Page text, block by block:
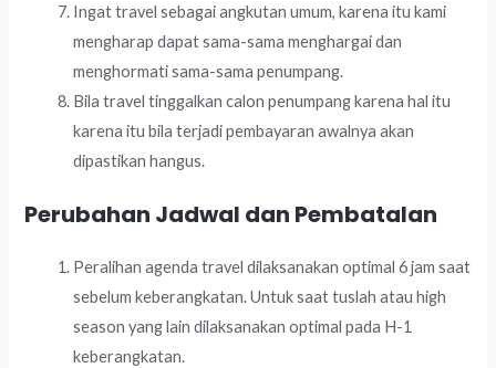
Ingat travel sebagai angkutan umum, karena itu kami
mengharap dapat sama-sama menghargai dan
menghormati sama-sama penumpang.
Bila travel tinggalkan calon penumpang karena hal itu
karena itu bila terjadi pembayaran awalnya akan
dipastikan hangus.
Perubahan Jadwal dan Pembatalan
Peralihan agenda travel dilaksanakan optimal 6 jam saat
sebelum keberangkatan. Untuk saat tuslah atau high
season yang lain dilaksanakan optimal pada H-1
keberangkatan.